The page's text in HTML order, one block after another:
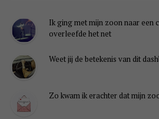
Ik ging met mijn zoon naar een
overleefde het net
Weet jij de betekenis van dit
Zo kwam ik erachter dat mijn